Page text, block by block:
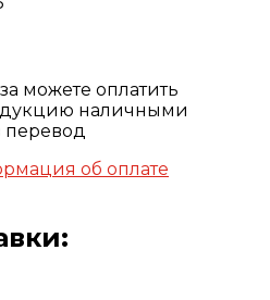
можете оплатить
наличными
перевод
об оплате